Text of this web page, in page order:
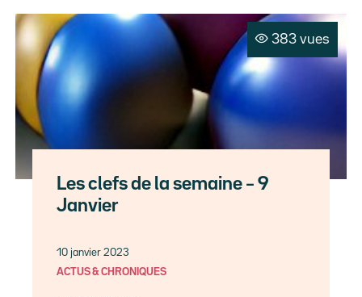
383 vues
Les clefs de la semaine – 9
Janvier
10 janvier 2023
ACTUS & CHRONIQUES